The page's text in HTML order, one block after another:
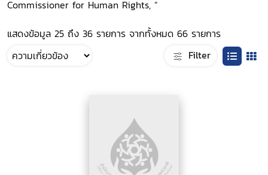
Commissioner for Human Rights, ”
แสดงข้อมูล 25 ถึง 36 รายการ จากทั้งหมด 66 รายการ
Filter